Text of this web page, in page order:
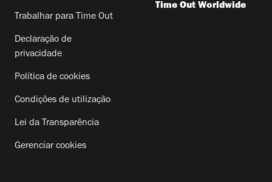
Trabalhar para Time Out
Declaração de
privacidade
Política de cookies
Condições de utilização
Lei da Transparência
Gerenciar cookies
Time Out Worldwide